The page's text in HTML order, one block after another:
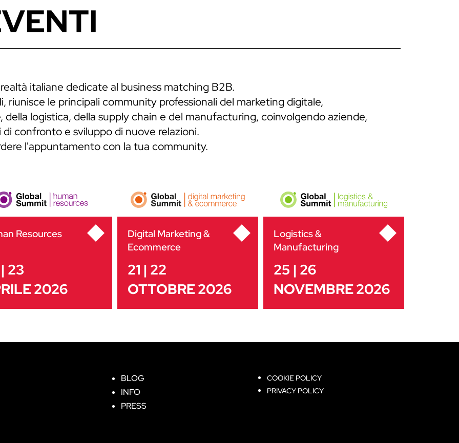
italiane dedicate al business matching B2B.
riunisce le principali community professionali del marketing digitale,
logistica, della supply chain e del manufacturing, coinvolgendo aziende,
confronto e sviluppo di nuove relazioni.
l'appuntamento con la tua community.
Resources
23
2026
Digital Marketing &
Ecommerce
21 | 22
OTTOBRE 2026
Logistics &
Manufacturing
25 | 26
NOVEMBRE 2026
BLOG
INFO
PRESS
COOKIE POLICY
PRIVACY POLICY